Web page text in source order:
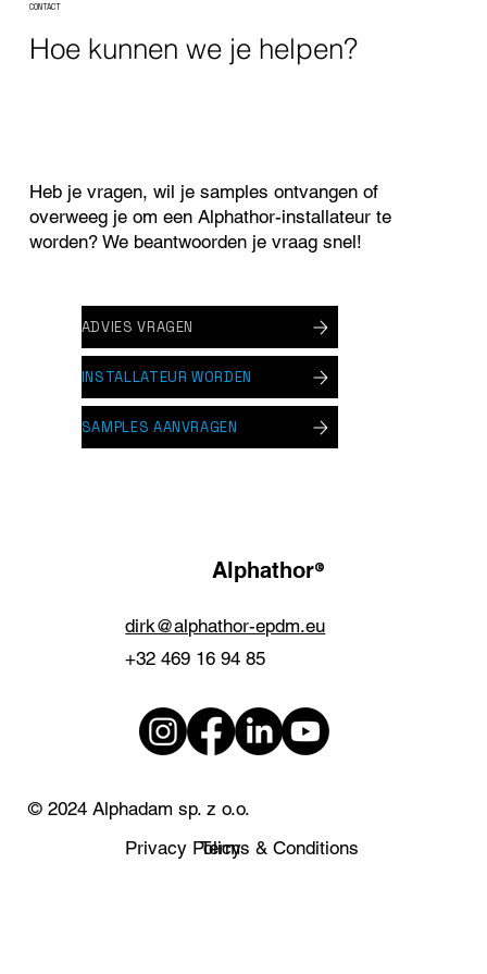
CONTACT
Hoe kunnen we je helpen?
Heb je vragen, wil je samples ontvangen of
overweeg je om een Alphathor-installateur te
worden? We beantwoorden je vraag snel!
INSTALLATEUR WORDEN
ADVIES VRAGEN
SAMPLES AANVRAGEN
Alphathor®
dirk@alphathor-epdm.eu
+32 469 16 94 85
© 2024 Alphadam sp. z o.o.
Terms & Conditions
Privacy Policy